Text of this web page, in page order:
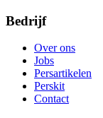
Bedrijf
Over ons
Jobs
Persartikelen
Perskit
Contact